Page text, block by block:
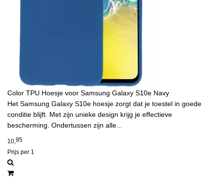
Color TPU Hoesje voor Samsung Galaxy S10e Navy
Het Samsung Galaxy S10e hoesje zorgt dat je toestel in goede
conditie blijft. Met zijn unieke design krijg je effectieve
bescherming. Ondertussen zijn alle...
10,95
Prijs per 1